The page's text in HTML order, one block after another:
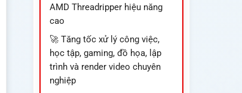
AMD Threadripper hiệu năng
cao
🚀 Tăng tốc xử lý công việc,
học tập, gaming, đồ họa, lập
trình và render video chuyên
nghiệp